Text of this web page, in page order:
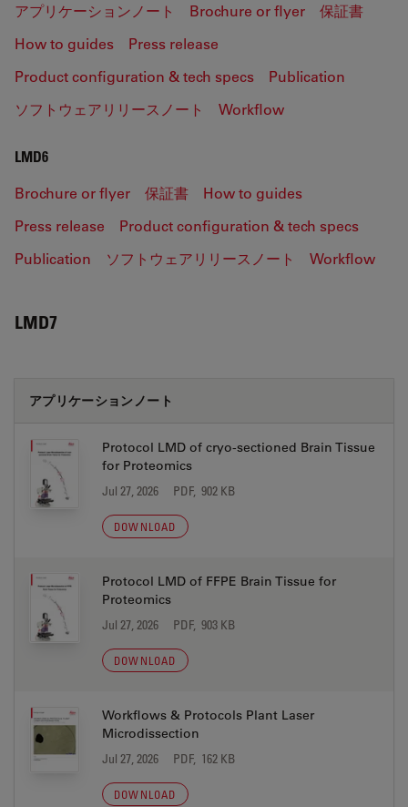
アプリケーションノート Brochure or flyer
保証書
How to guides
Press release
Product configuration & tech specs
Publication
ソフトウェアリリースノート
Workflow
LMD6
Brochure or flyer 保証書
How to guides
Press release
Product configuration & tech specs
Publication
ソフトウェアリリースノート Workflow
LMD7
アプリケーションノート
Protocol LMD of cryo-sectioned Brain Tissue
for Proteomics
Jul 27, 2026 PDF, 902 KB
DOWNLOAD
Protocol LMD of FFPE Brain Tissue for
Proteomics
Jul 27, 2026 PDF, 903 KB
DOWNLOAD
Workflows & Protocols Plant Laser
Microdissection
Jul 27, 2026 PDF, 162 KB
DOWNLOAD